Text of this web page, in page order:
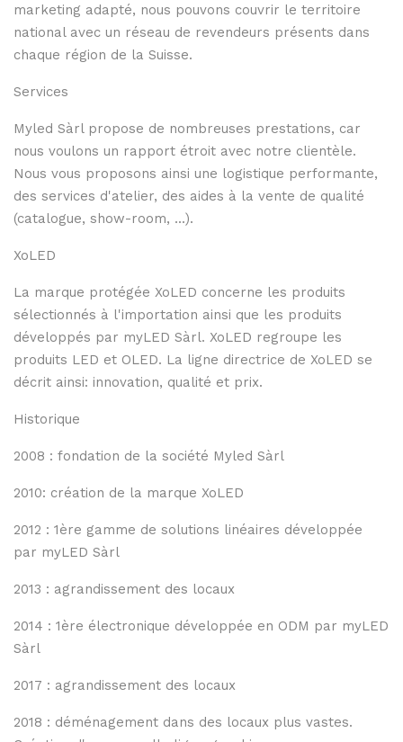
marketing adapté, nous pouvons couvrir le territoire
national avec un réseau de revendeurs présents dans
chaque région de la Suisse.
Services
Myled Sàrl propose de nombreuses prestations, car
nous voulons un rapport étroit avec notre clientèle.
Nous vous proposons ainsi une logistique performante,
des services d'atelier, des aides à la vente de qualité
(catalogue, show-room, ...).
XoLED
La marque protégée XoLED concerne les produits
sélectionnés à l'importation ainsi que les produits
développés par myLED Sàrl. XoLED regroupe les
produits LED et OLED. La ligne directrice de XoLED se
décrit ainsi: innovation, qualité et prix.
Historique
2008 : fondation de la société Myled Sàrl
2010: création de la marque XoLED
2012 : 1ère gamme de solutions linéaires développée
par myLED Sàrl
2013 : agrandissement des locaux
2014 : 1ère électronique développée en ODM par myLED
Sàrl
2017 : agrandissement des locaux
2018 : déménagement dans des locaux plus vastes.